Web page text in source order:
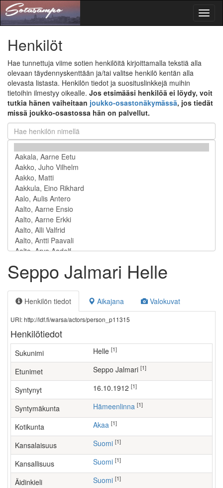
Henkilöt
Hae tunnettuja viime sotien henkilöitä kirjoittamalla tekstiä alla
olevaan täydennyskenttään ja/tai valitse henkilö kentän alla
olevasta listasta. Henkilön tiedot ja suosituslinkkejä muihin
tietoihin ilmestyy oikealle. Jos etsimääsi henkilöä ei löydy, voit
tutkia hänen vaiheitaan joukko-osastonäkymässä, jos tiedät
missä joukko-osastossa hän on palvellut.
Seppo Jalmari Helle
Henkilön tiedot Aikajana Valokuvat
URI: http://ldf.fi/warsa/actors/person_p11315
Henkilötiedot
Sukunimi Helle [1]
Etunimet Seppo Jalmari [1]
Syntynyt 16.10.1912 [1]
Syntymäkunta Hämeenlinna [1]
Kotikunta Akaa [1]
Kansalaisuus Suomi [1]
Kansallisuus Suomi [1]
Äidinkieli Suomi [1]